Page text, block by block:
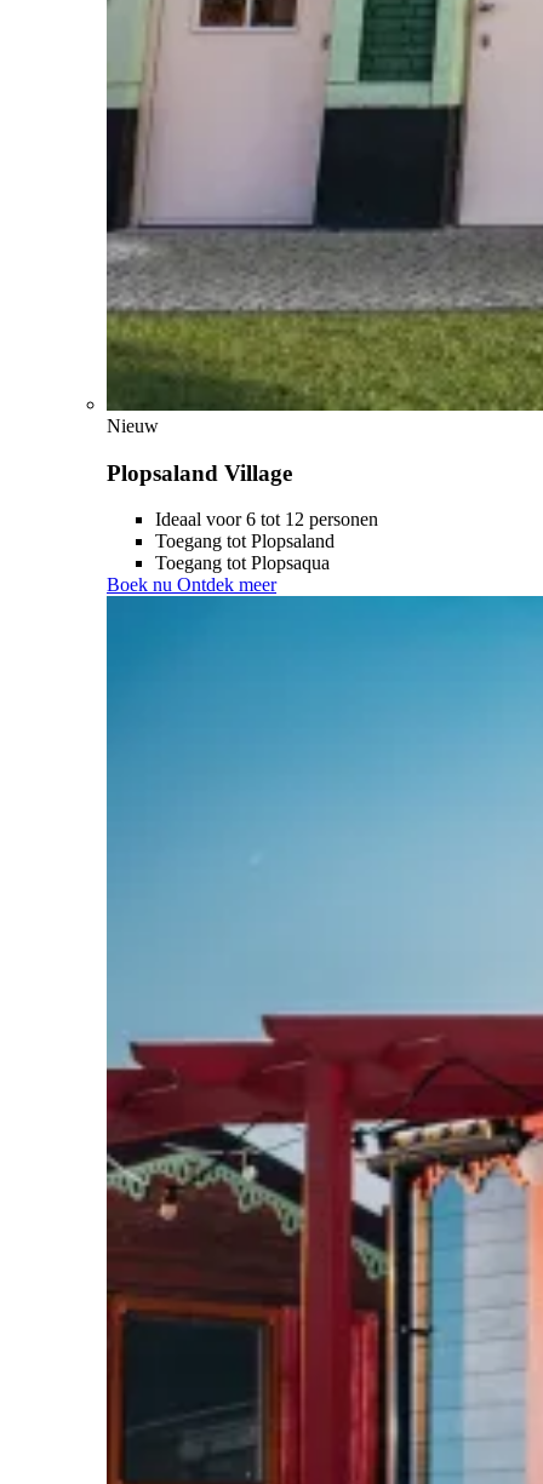
Nieuw
Plopsaland Village
Ideaal voor 6 tot 12 personen
Toegang tot Plopsaland
Toegang tot Plopsaqua
Boek nu Ontdek meer